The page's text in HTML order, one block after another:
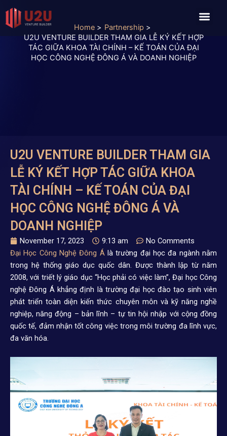
Skip
content
Home
Partnership
U2U VENTURE BUILDER THAM GIA LỄ KÝ KẾT HỢP
TÁC GIỮA KHOA TÀI CHÍNH – KẾ TOÁN CỦA ĐẠI
HỌC CÔNG NGHỆ ĐÔNG Á VÀ DOANH NGHIỆP
U2U VENTURE BUILDER THAM GIA
LỄ KÝ KẾT HỢP TÁC GIỮA KHOA
TÀI CHÍNH – KẾ TOÁN CỦA ĐẠI
HỌC CÔNG NGHỆ ĐÔNG Á VÀ
DOANH NGHIỆP
November 17, 2023 9:13 am
No Comments
Đại Học Công Nghệ Đông Á là trường đại học đa ngành nằm
trong hệ thống giáo dục quốc dân. Được thành lập từ năm
2008, với triết lý giáo dục “Học phải có việc làm”, Đại học Công
nghệ Đông Á khẳng định là trường đại học đào tạo sinh viên
phát triển toàn diện kiến thức chuyên môn và kỹ năng nghề
nghiệp, năng động – bản lĩnh – tự tin hội nhập với cộng đồng
quốc tế, đảm nhận tốt công việc trong môi trường đa lĩnh vực,
đa văn hóa.